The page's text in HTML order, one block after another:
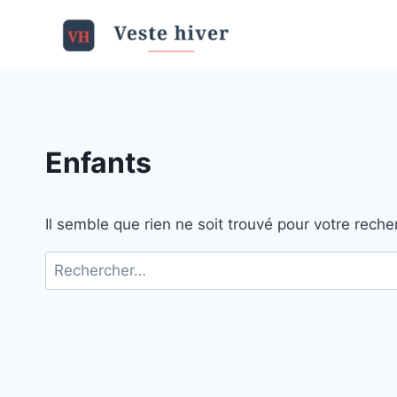
Enfants
Il semble que rien ne soit trouvé pour votre
Rechercher :